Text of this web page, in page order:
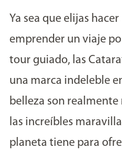
Ya sea que elijas
emprender un viaje
tour guiado, las
una marca indeleble
belleza son
las increíbles
planeta tiene para